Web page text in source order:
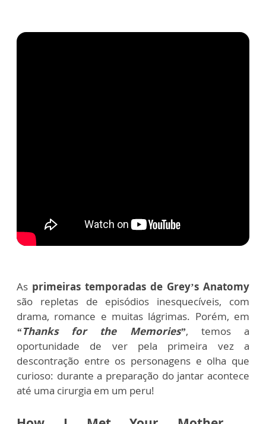
As primeiras temporadas de Grey’s Anatomy
são repletas de episódios inesquecíveis, com
drama, romance e muitas lágrimas. Porém, em
“Thanks for the Memories”, temos a
oportunidade de ver pela primeira vez a
descontração entre os personagens e olha que
curioso: durante a preparação do jantar acontece
até uma cirurgia em um peru!